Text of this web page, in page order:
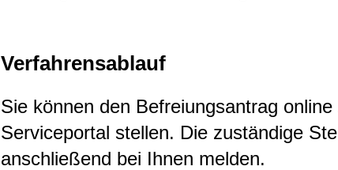
Verfahrensablauf
Sie können den Befreiungsantrag
Serviceportal stellen. Die zuständige
anschließend bei Ihnen melden.